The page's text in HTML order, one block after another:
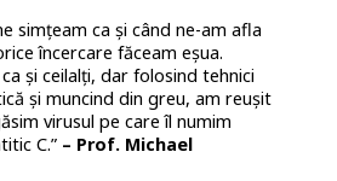
simțeam ca și când ne-am afla
încercare făceam eșua.
și ceilalți, dar folosind tehnici
și muncind din greu, am reușit
virusul pe care îl numim
C.” – Prof. Michael